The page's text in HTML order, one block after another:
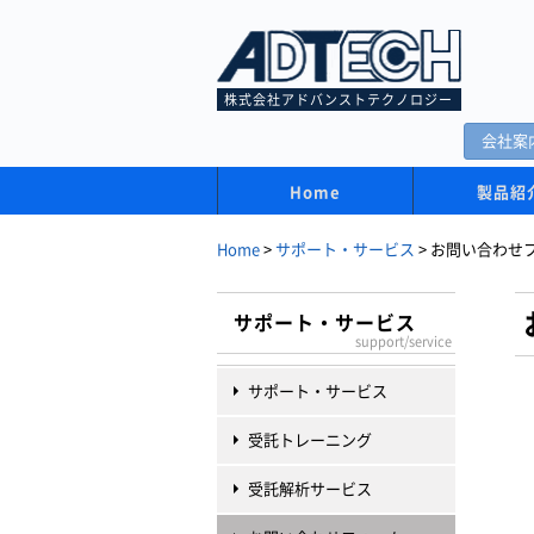
株式会社アドバンストテクノロジー
会社案
Home 製品紹
Home > サポート・サービス > お問い合わせ
サポート・サービス
support/service
サポート・サービス
受託トレーニング
受託解析サービス